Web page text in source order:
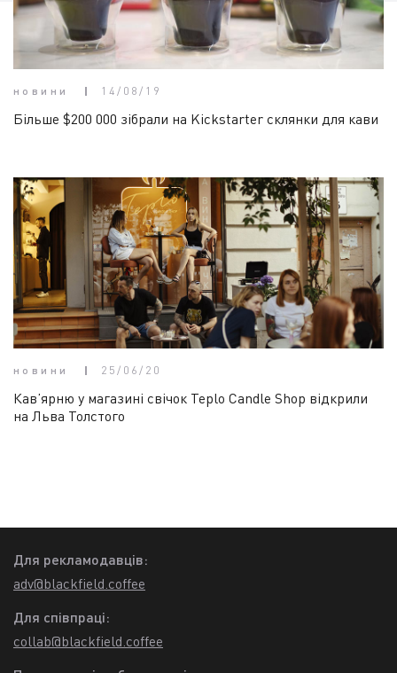
новини 14/08/19
Більше $200 000 зібрали на Kickstarter склянки для кави
новини 25/06/20
Кав’ярню у магазині свічок Teplo Candle Shop відкрили
на Льва Толстого
Для рекламодавців:
adv@blackfield.coffee
Для співпраці:
collab@blackfield.coffee